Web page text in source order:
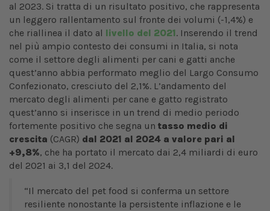
al 2023. Si tratta di un risultato positivo, che rappresenta
un leggero rallentamento sul fronte dei volumi (-1,4%) e
che riallinea il dato al livello del 2021. Inserendo il trend
nel più ampio contesto dei consumi in Italia, si nota
come il settore degli alimenti per cani e gatti anche
quest’anno abbia performato meglio del Largo Consumo
Confezionato, cresciuto del 2,1%. L’andamento del
mercato degli alimenti per cane e gatto registrato
quest’anno si inserisce in un trend di medio periodo
fortemente positivo che segna un tasso medio di
crescita (CAGR) dal 2021 al 2024 a valore pari al
+9,8%, che ha portato il mercato dai 2,4 miliardi di euro
del 2021 ai 3,1 del 2024.
“Il mercato del pet food si conferma un settore
resiliente nonostante la persistente inflazione e le